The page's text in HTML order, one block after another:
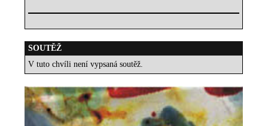
SOUTĚŽ
V tuto chvíli není vypsaná soutěž.